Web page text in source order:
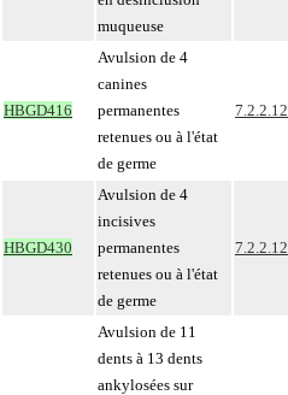
muqueuse
HBGD416
Avulsion de 4
canines
permanentes
retenues ou à l'état
de germe
7.2.2.12
HBGD430
Avulsion de 4
incisives
permanentes
retenues ou à l'état
de germe
7.2.2.12
Avulsion de 11
dents à 13 dents
ankylosées sur